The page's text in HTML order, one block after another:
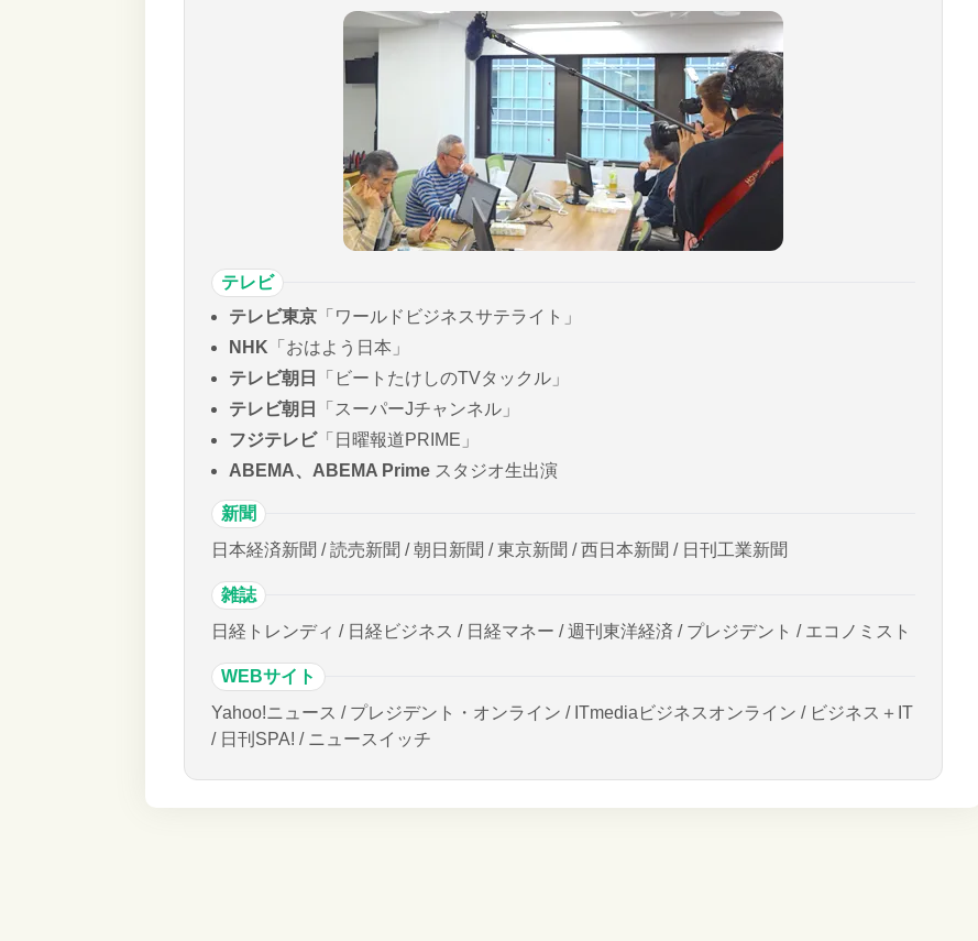
テレビ
テレビ東京 「ワールドビジネスサテライト」
NHK 「おはよう日本」
テレビ朝日
「ビートたけしのTVタックル」
テレビ朝日
「スーパーJチャンネル」
フジテレビ「日曜報道PRIME」
ABEMA、ABEMA Prime スタジオ生出演
新聞
日本経済新聞 / 読売新聞 / 朝日新聞 / 東京新聞 / 西日本新聞 / 日刊工業新聞
雑誌
日経トレンディ / 日経ビジネス / 日経マネー / 週刊東洋経済 / プレジデント / エコノミスト
WEBサイト
Yahoo!ニュース / プレジデント・オンライン / ITmediaビジネスオンライン / ビジネス＋IT
/ 日刊SPA! / ニュースイッチ